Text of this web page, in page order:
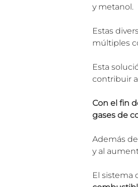
y metanol.
Estas
múltiples
Esta
contribuir
Con el fin
gases de
Además de
y al
El sistema